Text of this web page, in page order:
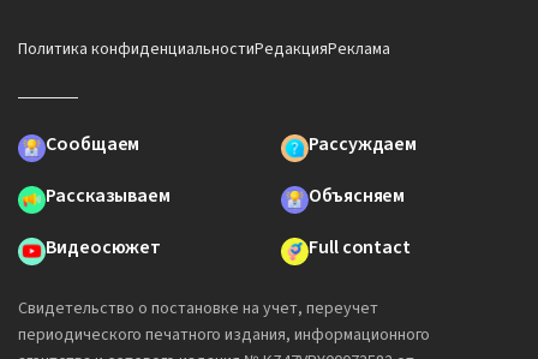
Политика конфиденциальностиРедакцияРеклама
Сообщаем
Рассуждаем
Рассказываем
Объясняем
Видеосюжет
Full contact
Свидетельство о постановке на учет, переучет
периодического печатного издания, информационного